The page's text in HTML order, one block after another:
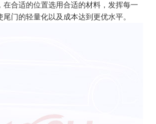
在合适的位置选用合适的材料，发挥每一
门的轻量化以及成本达到更优水平。